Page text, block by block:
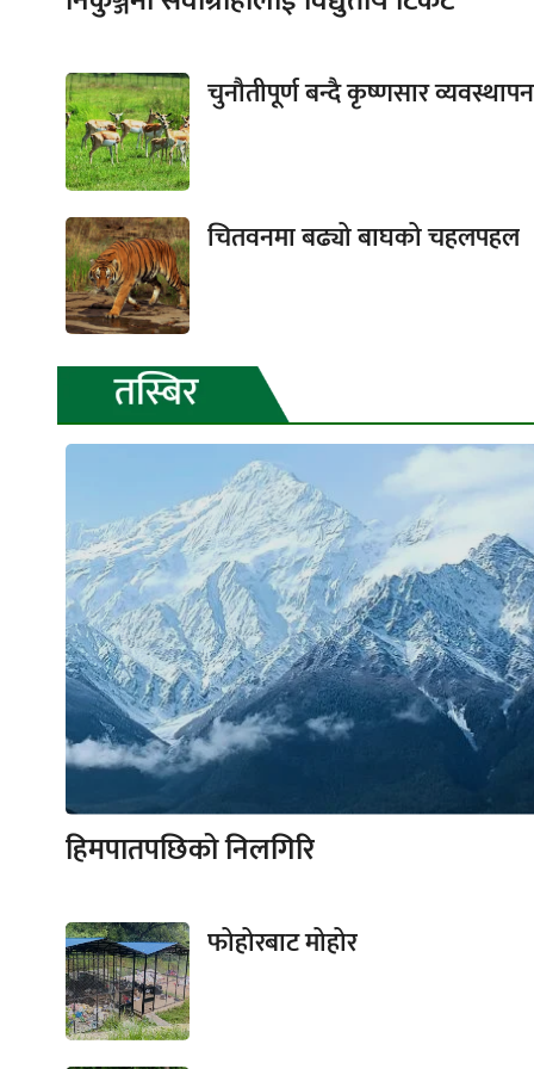
चुनौतीपूर्ण बन्दै कृष्णसार व्यवस्थापन
चितवनमा बढ्यो बाघको चहलपहल
हिमपातपछिको निलगिरि
फोहोरबाट मोहोर